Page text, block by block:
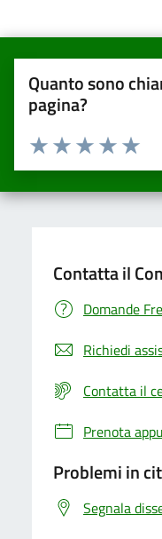
Quanto sono
pagina?
Valuta da 1 a 5 stelle la
Valuta 4
Valuta 3
Valuta 2 stelle su
Valuta una stella su 5
Contatta il
Domande
Richiedi
Contatta il
Prenota
Problemi in
Segnala